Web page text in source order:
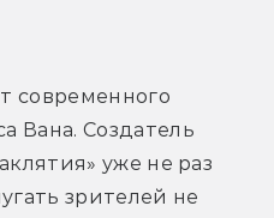
современного
Вана. Создатель
уже не раз
зрителей не